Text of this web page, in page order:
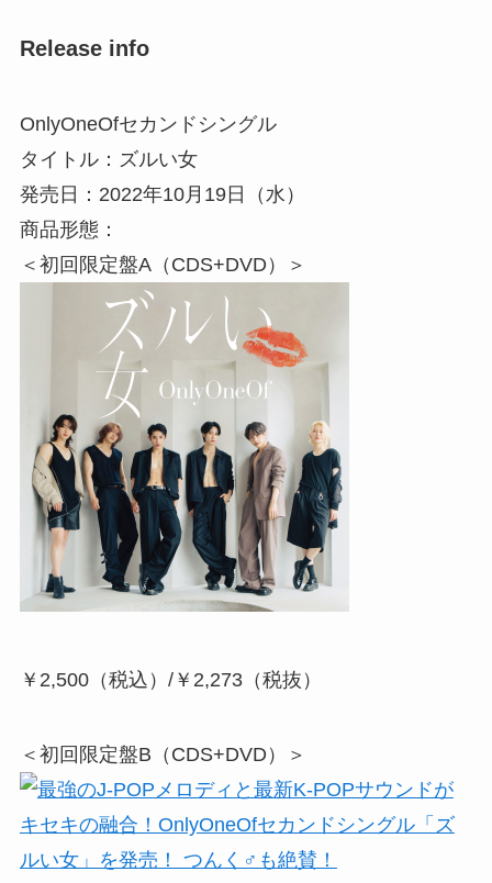
Release info
OnlyOneOfセカンドシングル
タイトル：ズルい女
発売日：2022年10月19日（水）
商品形態：
＜初回限定盤A（CDS+DVD）＞
￥2,500（税込）/￥2,273（税抜）
＜初回限定盤B（CDS+DVD）＞